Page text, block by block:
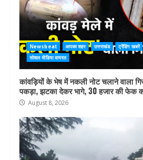
Newsbeat आपका शहर उत्तराखंड ट्रेंडिंग खबरें
सोशल मीडिया वायरल
कांवड़ियों के भेष में नकली नोट चलाने वाला
पकड़ा, झटका देकर भागे, 30 हजार की फेक
August 8, 2026